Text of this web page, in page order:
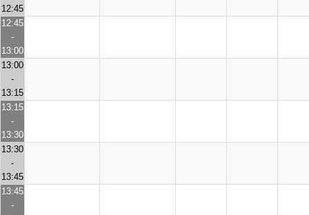
12:45
12:45
-
13:00
13:00
-
13:15
13:15
-
13:30
13:30
-
13:45
13:45
-